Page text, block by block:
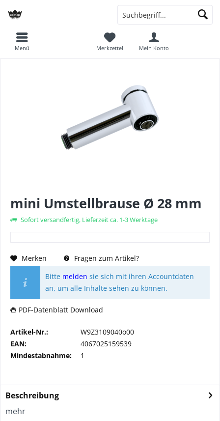
Merkzettel Mein Konto
Menü
mini Umstellbrause Ø 28 mm
Sofort versandfertig, Lieferzeit ca. 1-3 Werktage
Merken
Fragen zum Artikel?
Bitte melden sie sich mit ihren Accountdaten
an, um alle Inhalte sehen zu können.
PDF-Datenblatt Download
Artikel-Nr.:
W9Z3109040o00
EAN:
4067025159539
Mindestabnahme:
1
Beschreibung
mehr